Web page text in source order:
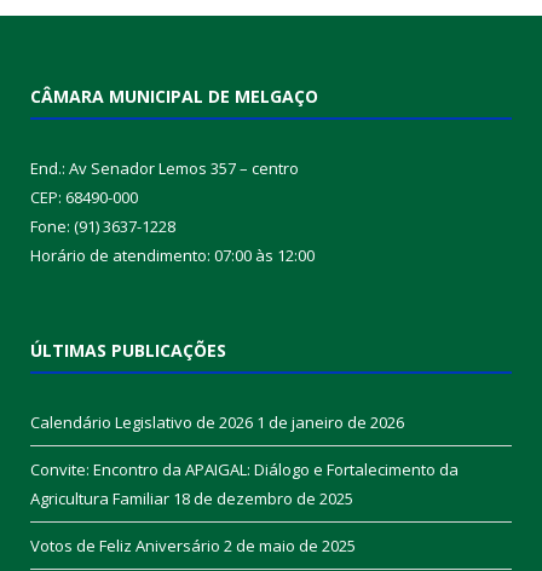
CÂMARA MUNICIPAL DE MELGAÇO
End.: Av Senador Lemos 357 – centro
CEP: 68490-000
Fone: (91) 3637-1228
Horário de atendimento: 07:00 às 12:00
ÚLTIMAS PUBLICAÇÕES
Calendário Legislativo de 2026 1 de janeiro de 2026
Convite: Encontro da APAIGAL: Diálogo e Fortalecimento da
Agricultura Familiar 18 de dezembro de 2025
Votos de Feliz Aniversário 2 de maio de 2025